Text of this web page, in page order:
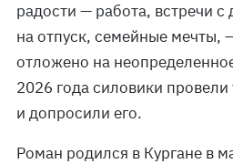
радости — работа, встречи
на отпуск, семейные мечты,
отложено на
2026 года силовики
и допросили его.
Роман родился в Кургане в